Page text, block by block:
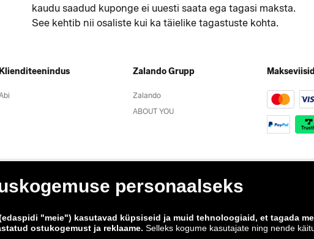
kaudu saadud kuponge ei uuesti saata ega tagasi maksta.
See kehtib nii osaliste kui ka täielike tagastuste kohta.
Klienditeenindus Zalando Grupp
Zalando
ABOUT YOU
Makseviisid